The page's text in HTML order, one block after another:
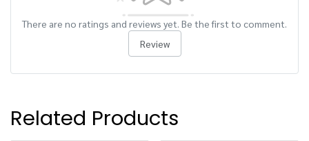
There are no ratings and reviews yet. Be the first to comment.
Review
Related Products